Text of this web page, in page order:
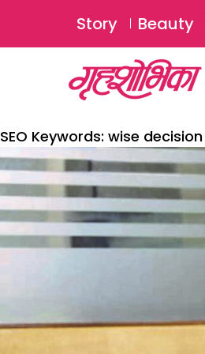
Story Beauty
SEO Keywords: wise